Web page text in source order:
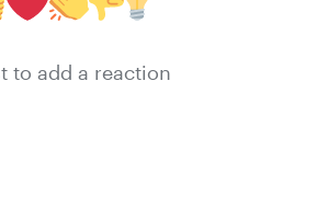
to add a reaction